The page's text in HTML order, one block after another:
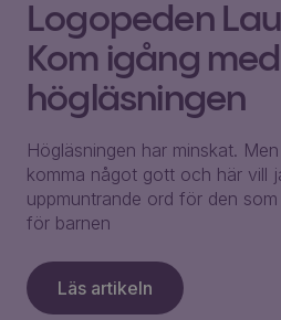
Logopeden
Kom igång med
högläsningen
Högläsningen har minskat.
komma något gott och här vill
uppmuntrande ord för den
för barnen
Läs artikeln